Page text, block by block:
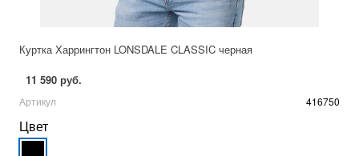
Куртка Харрингтон LONSDALE CLASSIC черная
11 590 руб.
Артикул 416750
Цвет